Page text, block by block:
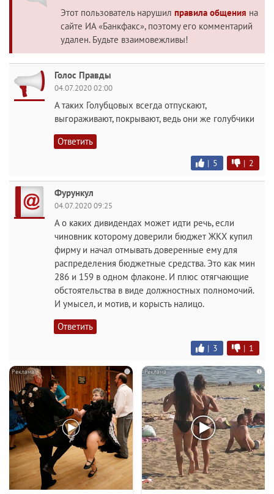
Этот пользователь нарушил правила общения на
сайте ИА «Банкфакс», поэтому его комментарий
удален. Будьте взаимовежливы!
Голос Правды
04.07.2020 02:00
А таких Голубцовых всегда отпускают,
выгораживают, покрывают, ведь они же голубчики
Ответить
| 5 | 2
Фурункул
04.07.2020 09:25
А о каких дивидендах может идти речь, если
чиновник которому доверили бюджет ЖКХ купил
фирму и начал отмывать доверенные ему для
распределения бюджетные средства. Это как мин
286 и 159 в одном флаконе. И плюс отягчающие
обстоятельства в виде должностных полномочий.
И умысел, и мотив, и корысть налицо.
Ответить
| 3 | 1
i i